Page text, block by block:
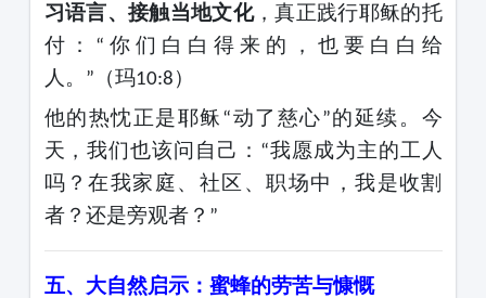
习语言、接触当地文化，真正践行耶稣的托
付： “ 你们白白得来的，也要白白给
人。
” （玛10:8 ）
他的热忱正是耶稣 “动了慈心”的延续。今
天，我们也该问自己： “我愿成为主的工人
吗？在我家庭、社区、职场中，我是收割
者？还是旁观者？ ”
五、大自然启示：蜜蜂的劳苦与慷慨